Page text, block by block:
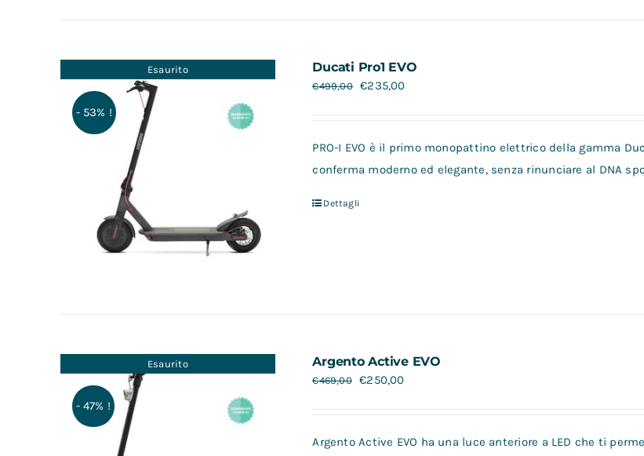
Esaurito
- 53% !
Ducati Pro1 EVO
€499,00 €235,00
PRO-I EVO è il primo monopattino elettrico della gamma
conferma moderno ed elegante, senza rinunciare al DNA
Dettagli
Esaurito
- 47% !
Argento Active EVO
€469,00 €250,00
Argento Active EVO ha una luce anteriore a LED che ti